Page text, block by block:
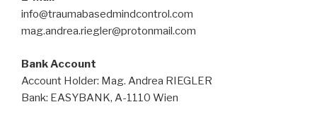
info@traumabasedmindcontrol.com
mag.andrea.riegler@protonmail.com
Bank Account
Account Holder: Mag. Andrea RIEGLER
Bank: EASYBANK, A-1110 Wien